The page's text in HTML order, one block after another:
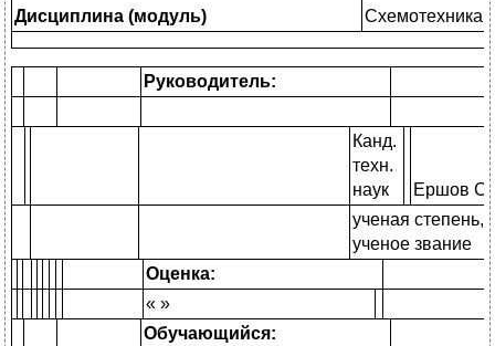
Дисциплина (модуль) Схемотехника
Руководитель:
Канд.
техн.
наук
Ершов
ученая степень,
ученое звание
Оценка:
« »
Обучающийся: